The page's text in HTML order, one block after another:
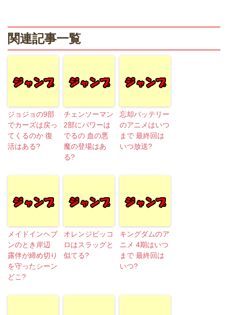
関連記事一覧
ジョジョの9部
でカーズは戻っ
てくるのか 復
活はある?
チェンソーマン
2部にパワーは
でるの 血の悪
魔の登場はあ
る?
忘却バッテリー
のアニメはいつ
まで 最終回は
いつ放送?
メイドインヘブ
ンのとき岸辺
露伴が締め切り
を守ったシーン
どこ?
オレンジピッコ
ロはスラッグと
似てる?
キングダムのア
ニメ 4期はいつ
まで 最終回は
いつ?